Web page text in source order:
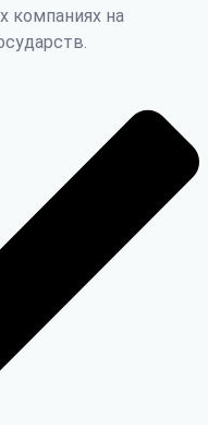
компаниях на